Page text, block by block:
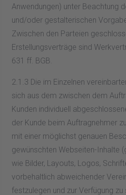
Anwendungen) unter Beachtung
und/oder gestalterischen
Zwischen den Parteien
Erstellungsverträge sind
631 ff. BGB.
2.1.3 Die im Einzelnen
sich aus dem zwischen dem
Kunden individuell
der Kunde beim Auftragnehmer
mit einer möglichst genauen
gewünschten Webseiten-Inhalte
wie Bilder, Layouts, Logos,
vorbehaltlich abweichender
festzulegen und zur Verfügung